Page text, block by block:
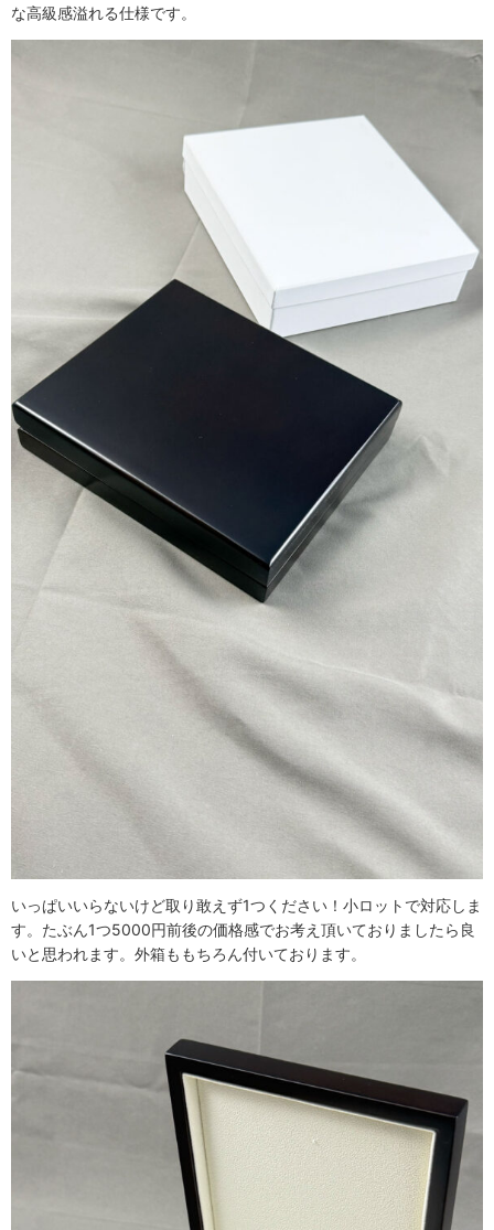
な高級感溢れる仕様です。
いっぱいいらないけど取り敢えず1つください！小ロットで対応しま
す。たぶん1つ5000円前後の価格感でお考え頂いておりましたら良
いと思われます。外箱ももちろん付いております。